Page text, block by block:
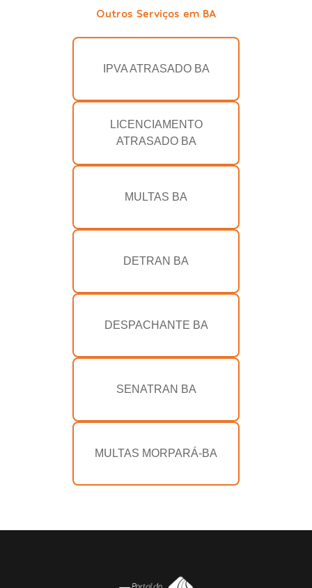
Outros Serviços em BA
IPVA ATRASADO BA
LICENCIAMENTO
ATRASADO BA
MULTAS BA
DETRAN BA
DESPACHANTE BA
SENATRAN BA
MULTAS MORPARÁ-BA